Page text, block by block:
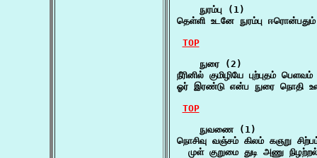
    நுரம்பு (1)
தெள்ளி உடனே நுரம்பு
TOP
    நுரை (2)
நீரினில் குமிழியே புற்புதம்
ஓர் இரண்டு என்ப நுரை நொதி
TOP
    நுவணை (1)
நொசிவு வஞ்சம் கிலம் கஞறு
முள் குறுமை துடி அணு